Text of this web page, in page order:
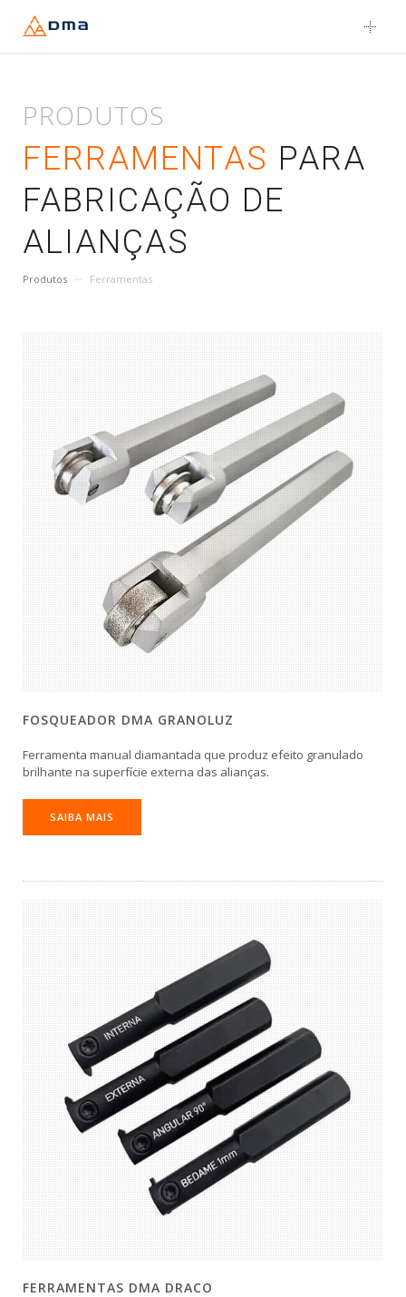
Skip
to
PRODUTOS
FERRAMENTAS PARA
FABRICAÇÃO DE
ALIANÇAS
Produtos Ferramentas
FOSQUEADOR DMA GRANOLUZ
Ferramenta manual diamantada que produz efeito granulado
brilhante na superfície externa das alianças.
SAIBA MAIS
FERRAMENTAS DMA DRACO